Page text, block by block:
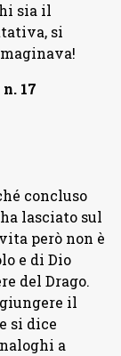
sia il
si
17
concluso
lasciato sul
però non è
e di Dio
del Drago.
il
si dice
a